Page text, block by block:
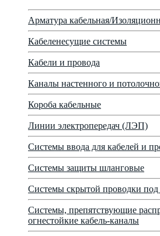
Арматура кабельная/
Кабеленесущие системы
Кабели и провода
Каналы настенного и
Короба кабельные
Линии электропередач (ЛЭП)
Системы ввода для кабелей и
Системы защиты шланговые
Системы скрытой проводки
Системы, препятствующие
огнестойкие кабель-каналы